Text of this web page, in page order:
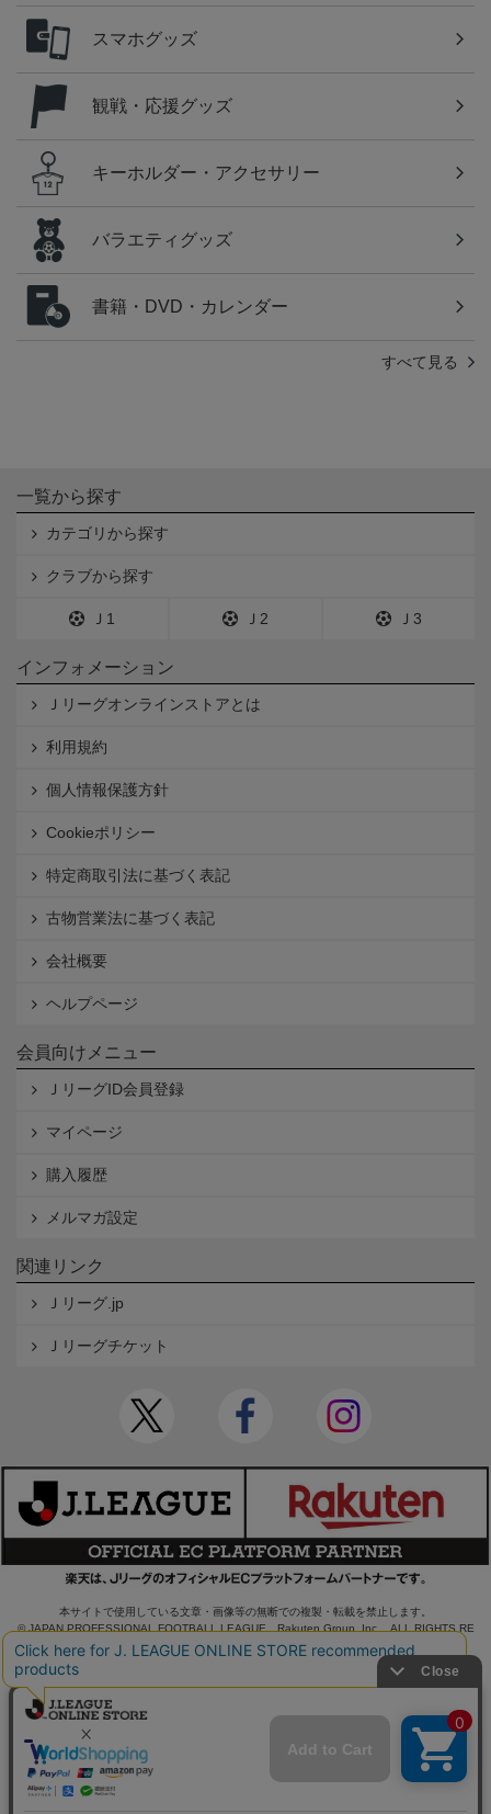
スマホグッズ
観戦・応援グッズ
キーホルダー・アクセサリー
バラエティグッズ
書籍・DVD・カレンダー
すべて見る
一覧から探す
カテゴリから探す
クラブから探す
Ｊ1 Ｊ2 Ｊ3
インフォメーション
Ｊリーグオンラインストアとは
利用規約
個人情報保護方針
Cookieポリシー
特定商取引法に基づく表記
古物営業法に基づく表記
会社概要
ヘルプページ
会員向けメニュー
ＪリーグID会員登録
マイページ
購入履歴
メルマガ設定
関連リンク
Ｊリーグ.jp
Ｊリーグチケット
本サイトで使用している文章・画像等の無断での複製・転載を禁止します。
© JAPAN PROFESSIONAL FOOTBALL LEAGUE Rakuten Group, Inc. ALL RIGHTS RE
SERVED.